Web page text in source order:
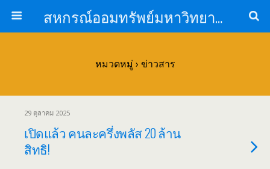
สหกรณ์ออมทรัพย์มหาวิทยาลัยหัวเฉียวเฉลิมพระเกียรติ จำกัด
หมวดหมู่ › ข่าวสาร
29 ตุลาคม 2025
เปิดแล้ว คนละครึ่งพลัส 20 ล้าน
สิทธิ!